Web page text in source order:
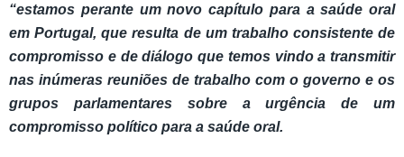
“estamos perante um novo capítulo para a saúde oral
em Portugal, que resulta de um trabalho consistente de
compromisso e de diálogo que temos vindo a transmitir
nas inúmeras reuniões de trabalho com o governo e os
grupos parlamentares sobre a urgência de um
compromisso político para a saúde oral.